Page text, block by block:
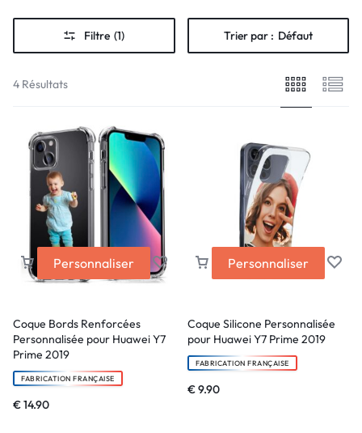
Filtre (1) Trier par : Défaut
4 Résultats
Personnaliser
Coque Bords Renforcées
Personnalisée pour Huawei Y7
Prime 2019
FABRICATION FRANÇAISE
€14.90
Personnaliser
Coque Silicone Personnalisée
pour Huawei Y7 Prime 2019
FABRICATION FRANÇAISE
€9.90